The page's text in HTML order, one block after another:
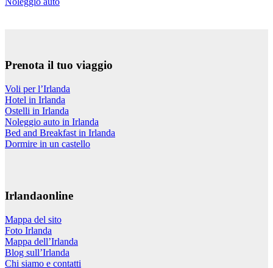
Prenota il tuo viaggio
Voli per l’Irlanda
Hotel in Irlanda
Ostelli in Irlanda
Noleggio auto in Irlanda
Bed and Breakfast in Irlanda
Dormire in un castello
Irlandaonline
Mappa del sito
Foto Irlanda
Mappa dell’Irlanda
Blog sull’Irlanda
Chi siamo e contatti